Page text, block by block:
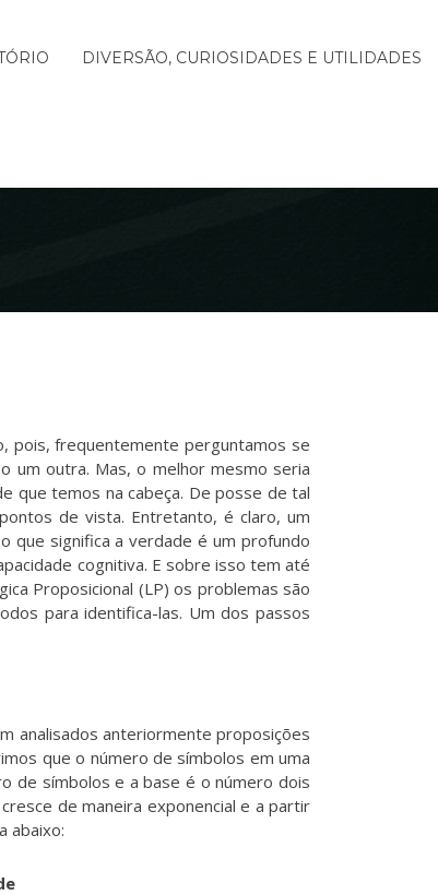
DIVERSÃO, CURIOSIDADES E UTILIDADES
pois, frequentemente perguntamos se
um outra. Mas, o melhor mesmo seria
que temos na cabeça. De posse de tal
de vista. Entretanto, é claro, um
que significa a verdade é um profundo
cognitiva. E sobre isso tem até
Proposicional (LP) os problemas são
para identifica-las. Um dos passos
analisados anteriormente proposições
que o número de símbolos em uma
de símbolos e a base é o número dois
de maneira exponencial e a partir
abaixo: